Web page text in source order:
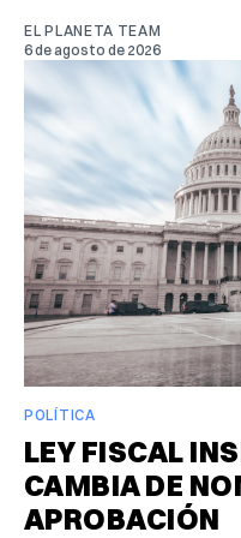
EL PLANETA TEAM
6 de agosto de 2026
POLÍTICA
LEY FISCAL
CAMBIA DE
APROBACIÓN